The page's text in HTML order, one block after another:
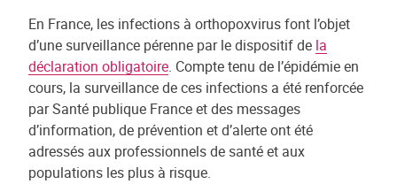
En France, les infections à orthopoxvirus font l’objet
d’une surveillance pérenne par le dispositif de la
déclaration obligatoire. Compte tenu de l’épidémie en
cours, la surveillance de ces infections a été renforcée
par Santé publique France et des messages
d’information, de prévention et d’alerte ont été
adressés aux professionnels de santé et aux
populations les plus à risque.